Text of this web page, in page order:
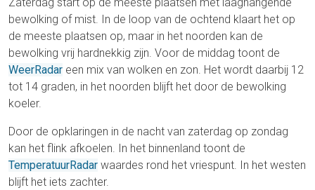
bewolking of mist. In de loop van de ochtend klaart het op
de meeste plaatsen op, maar in het noorden kan de
bewolking vrij hardnekkig zijn. Voor de middag toont de
WeerRadar een mix van wolken en zon. Het wordt daarbij 12
tot 14 graden, in het noorden blijft het door de bewolking
koeler.
Door de opklaringen in de nacht van zaterdag op zondag
kan het flink afkoelen. In het binnenland toont de
TemperatuurRadar waardes rond het vriespunt. In het westen
blijft het iets zachter.